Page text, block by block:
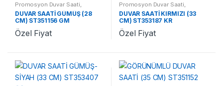
Promosyon Duvar Saati,
Promosyon Saatler
DUVAR SAATİ GÜMÜŞ (28
CM) ST351156 GM
Özel Fiyat
Promosyon Duvar Saati,
Promosyon Saatler
DUVAR SAATİ KIRMIZI (33
CM) ST353187 KR
Özel Fiyat